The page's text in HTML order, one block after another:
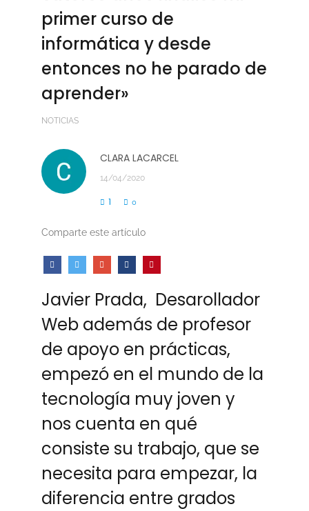
primer curso de
informática y desde
entonces no he parado de
aprender»
NOTICIAS
CLARA LACARCEL
14/04/2020
1 0
Comparte este artículo
Javier Prada, Desarollador
Web además de profesor
de apoyo en prácticas,
empezó en el mundo de la
tecnología muy joven y
nos cuenta en qué
consiste su trabajo, que se
necesita para empezar, la
diferencia entre grados